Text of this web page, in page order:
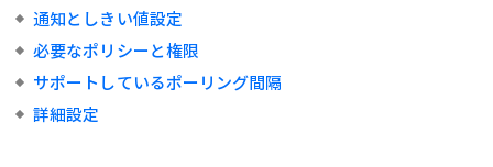
通知としきい値設定
必要なポリシーと権限
サポートしているポーリング間隔
詳細設定